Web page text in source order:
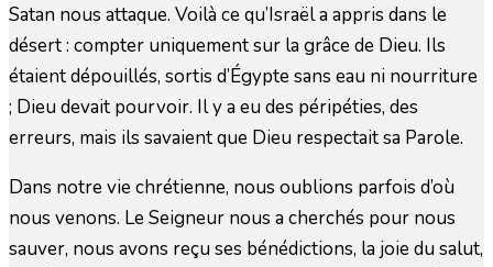
Satan nous attaque. Voilà ce qu’Israël a appris dans le
désert : compter uniquement sur la grâce de Dieu. Ils
étaient dépouillés, sortis d’Égypte sans eau ni nourriture
; Dieu devait pourvoir. Il y a eu des péripéties, des
erreurs, mais ils savaient que Dieu respectait sa Parole.
Dans notre vie chrétienne, nous oublions parfois d’où
nous venons. Le Seigneur nous a cherchés pour nous
sauver, nous avons reçu ses bénédictions, la joie du salut,